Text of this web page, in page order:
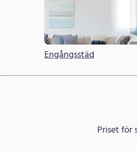
Engångsstäd
Priset för